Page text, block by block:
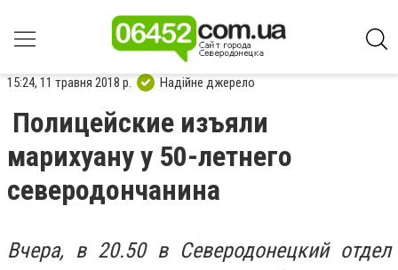
15:24, 11 травня 2018 р. Надійне джерело
Полицейские изъяли
марихуану у 50-летнего
северодончанина
Вчера, в 20.50 в Северодонецкий отдел